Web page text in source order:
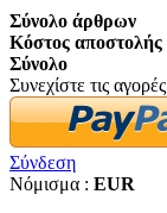
Σύνολο άρθρων
Κόστος αποστολής
Σύνολο
Συνεχίστε τις αγορές
Σύνδεση
Νόμισμα : EUR